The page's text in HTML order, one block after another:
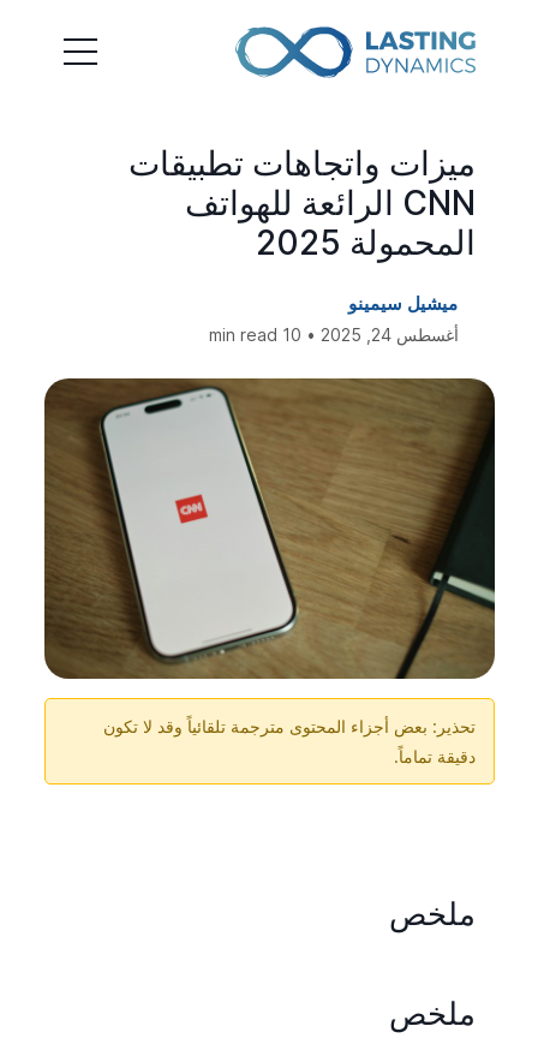
ميزات واتجاهات تطبيقات
CNN الرائعة للهواتف
المحمولة 2025
ميشيل سيمينو
أغسطس 24, 2025 • 10 min read
تحذير: بعض أجزاء المحتوى مترجمة تلقائياً وقد لا تكون
دقيقة تماماً.
ملخص
ملخص